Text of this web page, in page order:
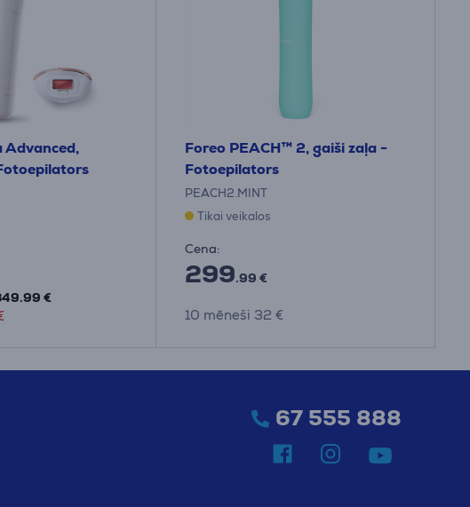
Advanced,
€
Foreo PEACH™ 2, gaiši zaļa -
Fotoepilators
PEACH2.MINT
Tikai veikalos
Cena:
299.99 €
10 mēneši 32 €
67 555 888